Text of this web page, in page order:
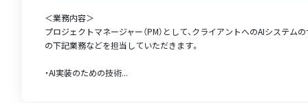
＜業務内容＞
プロジェクトマネージャー（PM）として、クライアントへのAIシステム
の下記業務などを担当していただきます。
・AI実装のための技術...